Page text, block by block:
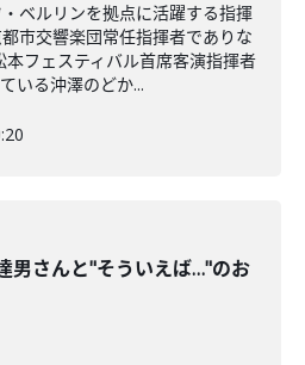
ベルリンを拠点に活躍する指揮
市交響楽団常任指揮者でありな
フェスティバル首席客演指揮者
いる沖澤のどか...
男さんと"そういえば…"のお